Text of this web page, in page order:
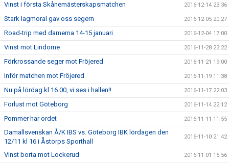
Vinst i första Skånemästerskapsmatchen 2016-12-14 23:36
Stark lagmoral gav oss segern 2016-12-05 20:27
Road-trip med damerna 14-15 januari 2016-12-04 17:00
Vinst mot Lindome 2016-11-28 23:22
Förkrossande seger mot Fröjered 2016-11-21 19:00
Inför matchen mot Fröjered 2016-11-19 11:38
Nu på lördag kl 16.00, vi ses i hallen!! 2016-11-17 22:03
Förlust mot Göteborg 2016-11-14 22:12
Pommer har ordet 2016-11-11 11:55
Damallsvenskan Å/K IBS vs. Göteborg IBK lördagen den
12/11 kl 16 i Åstorps Sporthall
2016-11-10 21:42
Vinst borta mot Lockerud 2016-11-01 15:56